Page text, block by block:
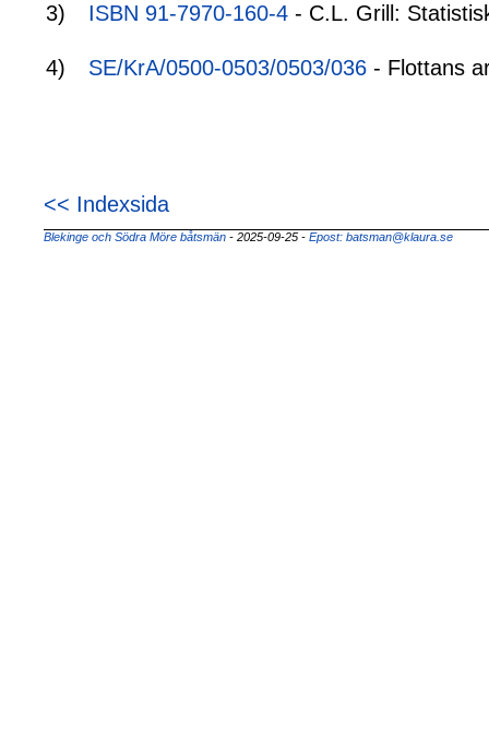
3) ISBN 91-7970-160-4 - C.L. Grill:
4) SE/KrA/0500-0503/0503/036 - Flottans
<< Indexsida
Blekinge och Södra Möre båtsmän - 2025-09-25 - Epost: batsman@klaura.se